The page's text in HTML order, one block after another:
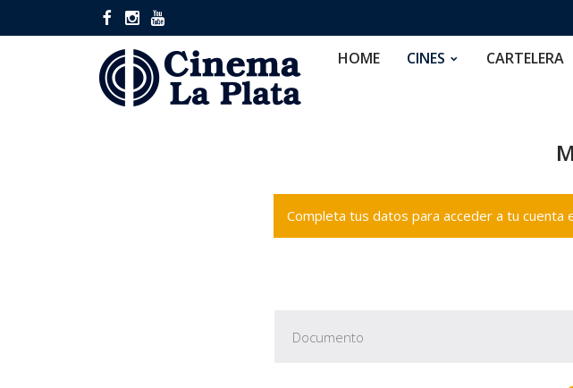
HOME CINES CARTELERA
Completa tus datos para acceder a tu cuenta